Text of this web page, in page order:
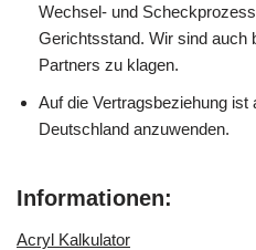
Wechsel- und
Gerichtsstand. Wir sind auch
Partners zu klagen.
Auf die Vertragsbeziehung ist
Deutschland anzuwenden.
Informationen:
Acryl Kalkulator